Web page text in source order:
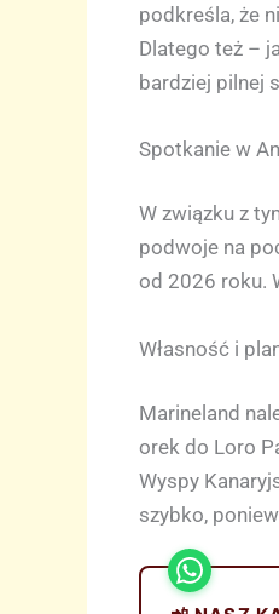
podkreśla, że
Dlatego też –
bardziej pilnej
Spotkanie w
W związku z
podwoje na
od 2026 roku.
Własność i
Marineland
orek do Loro
Wyspy
szybko,